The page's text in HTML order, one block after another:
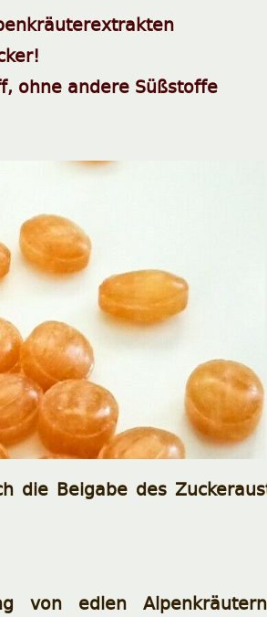
ohne andere Süßstoffe
die Beigabe des
von edlen